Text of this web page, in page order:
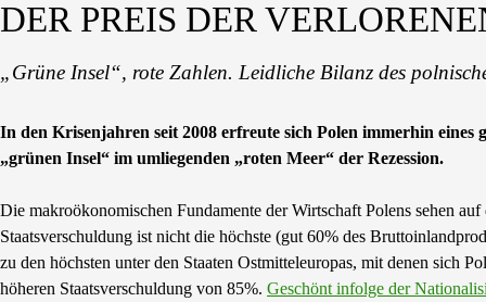
DER PREIS DER
„Grüne Insel“, rote Zahlen. Leidliche Bilanz des
In den Krisenjahren seit 2008 erfreute sich Polen immerhin eines
„grünen Insel“ im umliegenden „roten Meer“ der Rezession.
Die makroökonomischen Fundamente der Wirtschaft Polens sehen
Staatsverschuldung ist nicht die höchste (gut 60% des
zu den höchsten unter den Staaten Ostmitteleuropas, mit denen sich
höheren Staatsverschuldung von 85%. Geschönt infolge der